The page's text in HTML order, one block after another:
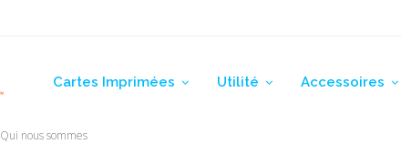
Cartes Imprimées Utilité Accessoires
Qui nous sommes